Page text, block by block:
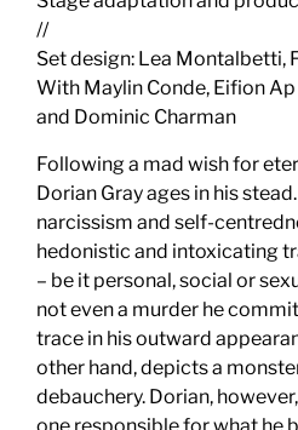
//
Set design: Lea Montalbetti,
With Maylin Conde, Eifion
and Dominic Charman
Following a mad wish for
Dorian Gray ages in his
narcissism and self-
hedonistic and intoxicating
– be it personal, social or
not even a murder he
trace in his outward
other hand, depicts a
debauchery. Dorian,
one responsible for what he